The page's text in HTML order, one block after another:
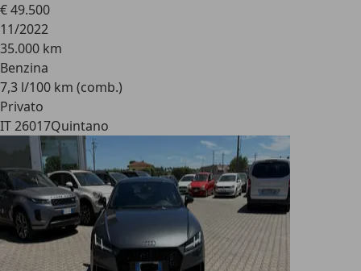
€ 49.500
11/2022
35.000 km
Benzina
7,3 l/100 km (comb.)
Privato
IT 26017Quintano